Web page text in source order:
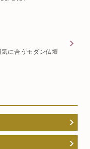
に合うモダン仏壇